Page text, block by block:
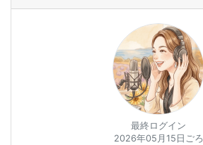
最終ログイン
2026年05月15日ごろ